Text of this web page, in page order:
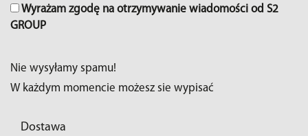
Wyrażam zgodę na otrzymywanie wiadomości od S2
GROUP
Nie wysyłamy spamu!
W każdym momencie możesz sie wypisać
Dostawa